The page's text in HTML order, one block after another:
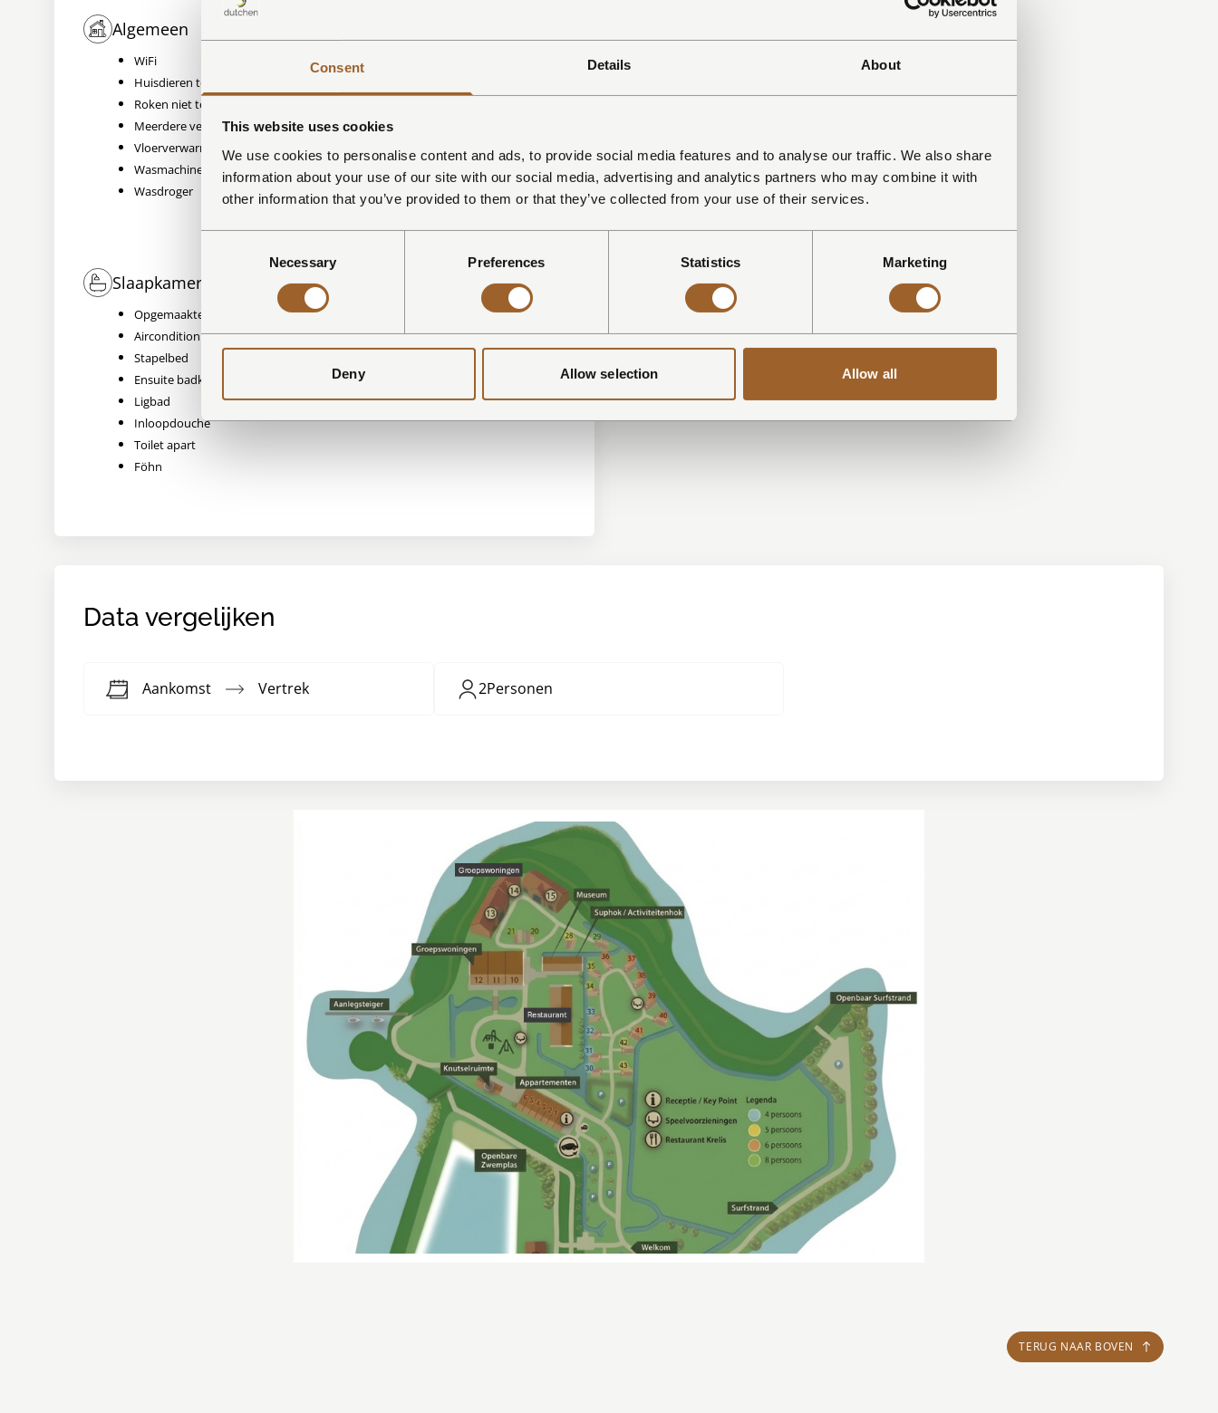
Consent Details About
This website uses cookies
We use cookies to personalise content and ads, to provide social media features and to analyse our traffic. We also share
information about your use of our site with our social media, advertising and analytics partners who may combine it with
other information that you’ve provided to them or that they’ve collected from your use of their services.
Necessary Preferences Statistics Marketing
Deny Allow selection Allow all
Algemeen
WiFi
Huisdieren toegestaan
Roken niet toegestaan
Meerdere verdiepingen
Vloerverwarming
Wasmachine
Wasdroger
Vaatwasser
Koelkast met vriesvak
Quooker
Nespresso machine
Oven
Slaapkamers en badkamer
Opgemaakte bedden
Airconditioning
Stapelbed
Ensuite badkamer
Ligbad
Inloopdouche
Toilet apart
Föhn
Terras
Buitenkeuken incl. 'Basterd' BBQ
Data vergelijken
Aankomst Vertrek 2Personen
TERUG NAAR BOVEN